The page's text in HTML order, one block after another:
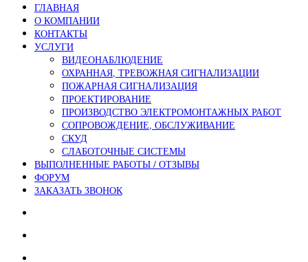
ГЛАВНАЯ
О КОМПАНИИ
КОНТАКТЫ
УСЛУГИ
ВИДЕОНАБЛЮДЕНИЕ
ОХРАННАЯ, ТРЕВОЖНАЯ СИГНАЛИЗАЦИИ
ПОЖАРНАЯ СИГНАЛИЗАЦИЯ
ПРОЕКТИРОВАНИЕ
ПРОИЗВОДСТВО ЭЛЕКТРОМОНТАЖНЫХ РАБОТ
СОПРОВОЖДЕНИЕ, ОБСЛУЖИВАНИЕ
СКУД
СЛАБОТОЧНЫЕ СИСТЕМЫ
ВЫПОЛНЕННЫЕ РАБОТЫ / ОТЗЫВЫ
ФОРУМ
ЗАКАЗАТЬ ЗВОНОК